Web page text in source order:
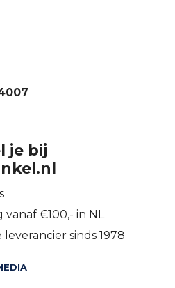
je bij
vanaf €100,- in NL
sinds 1978